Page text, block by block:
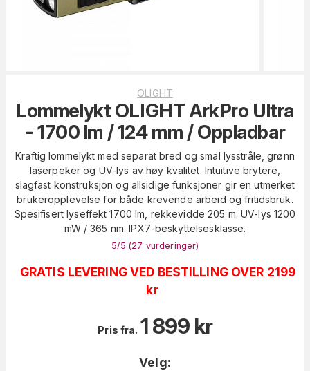
OLIGHT
Lommelykt OLIGHT ArkPro Ultra
- 1700 lm / 124 mm / Oppladbar
Kraftig lommelykt med separat bred og smal lysstråle, grønn
laserpeker og UV-lys av høy kvalitet. Intuitive brytere,
slagfast konstruksjon og allsidige funksjoner gir en utmerket
brukeropplevelse for både krevende arbeid og fritidsbruk.
Spesifisert lyseffekt 1700 lm, rekkevidde 205 m. UV-lys 1200
mW / 365 nm. IPX7-beskyttelsesklasse.
5/5 (27 vurderinger)
GRATIS LEVERING VED BESTILLING OVER 2199
kr
Pris fra. 1 899 kr
Velg: